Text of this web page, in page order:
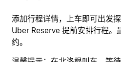
添加行程详情，上车即可出发
Uber Reserve 提前安排行程。
约。